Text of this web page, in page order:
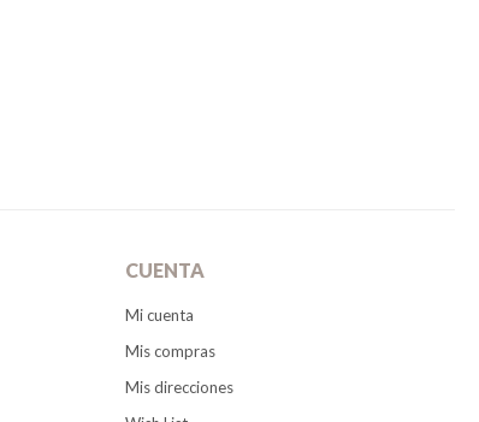
CUENTA
Mi cuenta
Mis compras
Mis direcciones